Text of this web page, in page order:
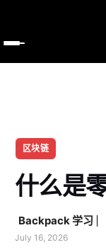
区块链
什么是
Backpack 学习
July 16, 2026